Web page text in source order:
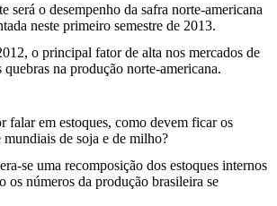
será o desempenho da safra norte-americana
neste primeiro semestre de 2013.
o principal fator de alta nos mercados de
na produção norte-americana.
falar em estoques, como devem ficar os
mundiais de soja e de milho?
se uma recomposição dos estoques internos
os números da produção brasileira se